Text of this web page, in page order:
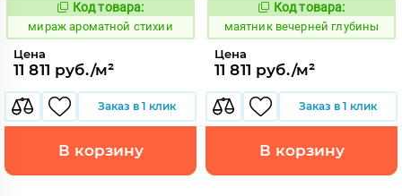
984723
Код товара:
мираж ароматной стихии
Цена
11 811 руб./м²
Заказ в 1 клик
В корзину
923392
Код товара:
маятник вечерней глубины
Цена
11 811 руб./м²
Заказ в 1 клик
В корзину